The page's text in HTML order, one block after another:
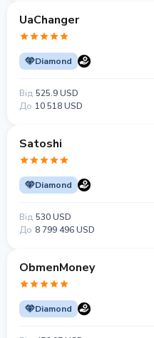
UaChanger
Diamond
Від 525.9 USD
До 10 518 USD
Satoshi
Diamond
Від 530 USD
До 8 799 496 USD
ObmenMoney
Diamond